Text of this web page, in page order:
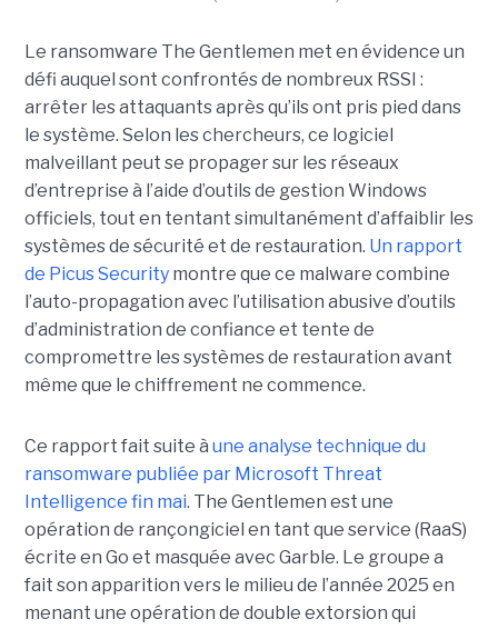
Le ransomware The Gentlemen met en évidence un
défi auquel sont confrontés de nombreux RSSI :
arrêter les attaquants après qu’ils ont pris pied dans
le système. Selon les chercheurs, ce logiciel
malveillant peut se propager sur les réseaux
d’entreprise à l’aide d’outils de gestion Windows
officiels, tout en tentant simultanément d’affaiblir les
systèmes de sécurité et de restauration. Un rapport
de Picus Securitymontre que ce malware combine
l’auto-propagation avec l’utilisation abusive d’outils
d’administration de confiance et tente de
compromettre les systèmes de restauration avant
même que le chiffrement ne commence.
Ce rapport fait suite à une analyse technique du
ransomware publiée par Microsoft Threat
Intelligence fin mai. The Gentlemen est une
opération de rançongiciel en tant que service (RaaS)
écrite en Go et masquée avec Garble. Le groupe a
fait son apparition vers le milieu de l’année 2025 en
menant une opération de double extorsion qui